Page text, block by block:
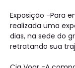
Exposição -Para
realizada uma
dias, na sede do
retratando sua